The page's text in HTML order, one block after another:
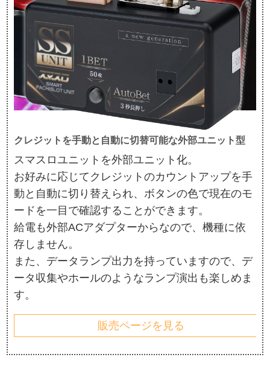
クレジットを手動と自動に切替可能な外部ユニット型
スマスロユニットを外部ユニット化。
お好みに応じてクレジットのカウントアップを手
動と自動に切り替えられ、ボタンの色で現在のモ
ードを一目で確認することができます。
給電も外部ACアダプターからなので、機種に依
存しません。
また、データランプ出力を持っていますので、デ
ータ収集やホールのようなランプ演出も楽しめま
す。
販売ページを見る